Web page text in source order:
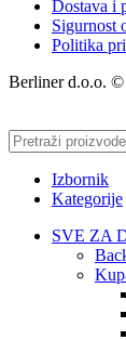
Dostava i
Sigurnost
Politika
Berliner d.o.o. ©
Izbornik
Kategorije
SVE ZA